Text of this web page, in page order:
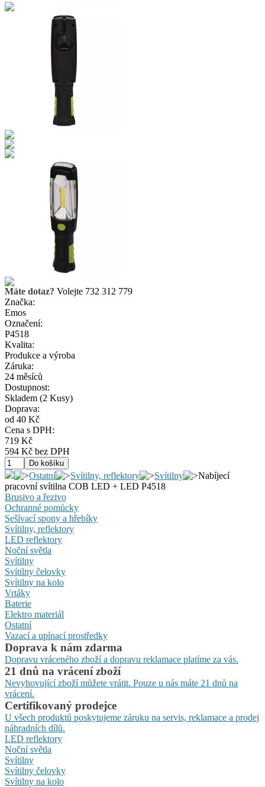
Máte dotaz? Volejte 732 312 779
Značka:
Emos
Označení:
P4518
Kvalita:
Produkce a výroba
Záruka:
24 měsíců
Dostupnost:
Skladem (2 Kusy)
Doprava:
od 40 Kč
Cena s DPH:
719 Kč
594 Kč bez DPH
Ostatní Svítilny, reflektory Svítilny
Nabíjecí
pracovní svítilna COB LED + LED P4518
Brusivo a řezivo
Ochranné pomůcky
Sešívací spony a hřebíky
Svítilny, reflektory
LED reflektory
Noční světla
Svítilny
Svítilny čelovky
Svítilny na kolo
Vrtáky
Baterie
Elektro materiál
Ostatní
Vazací a upínací prostředky
Doprava k nám zdarma
Dopravu vráceného zboží a dopravu reklamace platíme za vás.
21 dnů na vrácení zboží
Nevyhovující zboží můžete vrátit. Pouze u nás máte 21 dnů na
vrácení.
Certifikovaný prodejce
U všech produktů poskytujeme záruku na servis, reklamace a prodej
náhradních dílů.
LED reflektory
Noční světla
Svítilny
Svítilny čelovky
Svítilny na kolo